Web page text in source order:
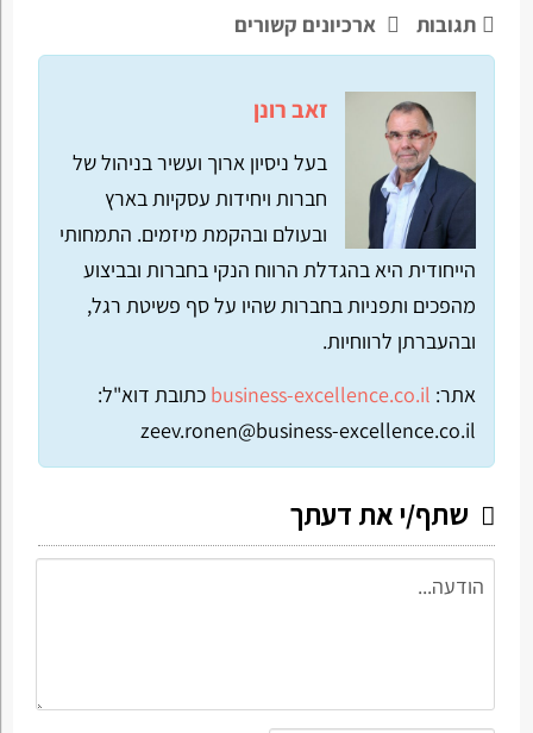
תגובות ארכיונים קשורים
זאב רונן
בעל ניסיון ארוך ועשיר בניהול של
חברות ויחידות עסקיות בארץ
ובעולם ובהקמת מיזמים. התמחותי
הייחודית היא בהגדלת הרווח הנקי בחברות ובביצוע
מהפכים ותפניות בחברות שהיו על סף פשיטת רגל,
ובהעברתן לרווחיות.
אתר: business-excellence.co.il כתובת דוא"ל:
zeev.ronen@business-excellence.co.il
שתף/י את דעתך